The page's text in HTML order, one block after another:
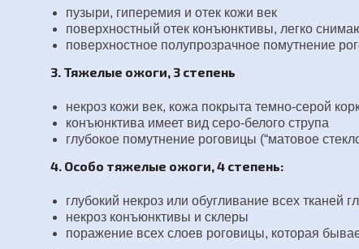
пузыри, гиперемия и отек кожи век
поверхностный отек конъюнктивы, легко
поверхностное полупрозрачное помутнение
3. Тяжелые ожоги, 3 степень
некроз кожи век, кожа покрыта темно-серой
конъюнктива имеет вид серо-белого струпа
глубокое помутнение роговицы (“матовое
4. Особо тяжелые ожоги, 4 степень:
глубокий некроз или обугливание всех тканей
некроз конъюнктивы и склеры
поражение всех слоев роговицы, которая